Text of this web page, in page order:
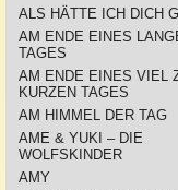
ALS HÄTTE ICH DICH
AM ENDE EINES
TAGES
AM ENDE EINES VIEL
KURZEN TAGES
AM HIMMEL DER TAG
AME & YUKI – DIE
WOLFSKINDER
AMY